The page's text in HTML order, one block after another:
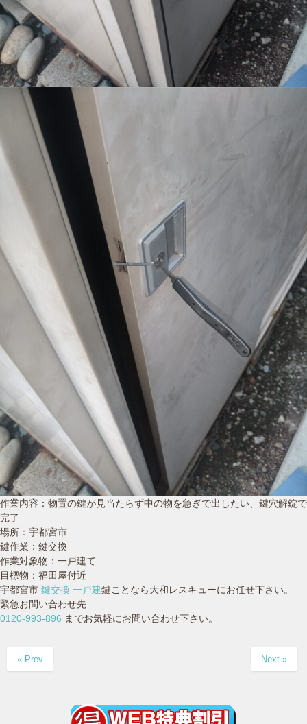
作業内容：物置の鍵が見当たらず中の物を急ぎで出したい、鍵穴解錠で
完了
場所：宇都宮市
鍵作業：鍵交換
作業対象物：一戸建て
目標物：福田屋付近
宇都宮市 鍵交換 一戸建鍵ことなら大和レスキューにお任せ下さい。
緊急お問い合わせ先
0120-993-896 までお気軽にお問い合わせ下さい。
« Prev Next »